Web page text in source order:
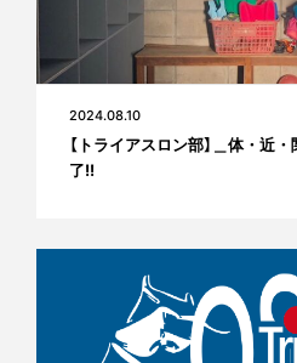
2024.08.10
【トライアスロン部】＿体・近
了!!